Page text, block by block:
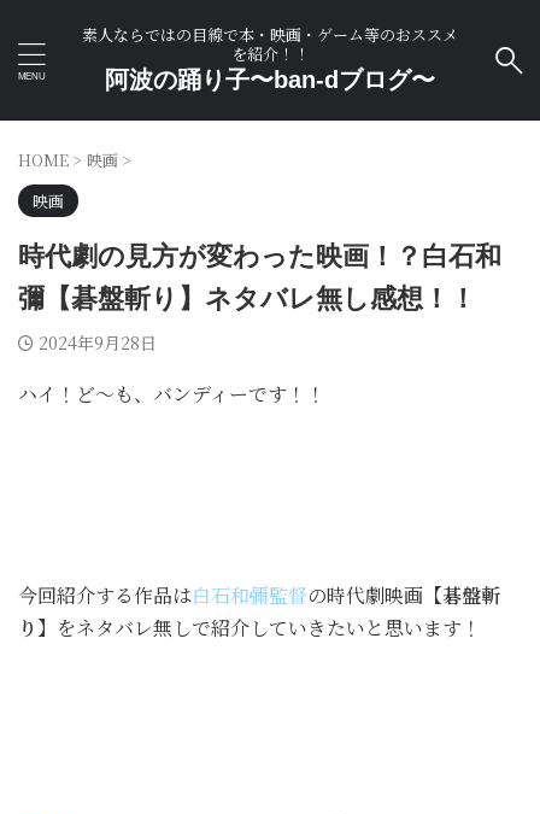
素人ならではの目線で本・映画・ゲーム等のおススメ
を紹介！！
阿波の踊り子〜ban-dブログ〜
HOME > 映画 >
映画
時代劇の見方が変わった映画！？白石和
彌【碁盤斬り】ネタバレ無し感想！！
2024年9月28日
ハイ！ど〜も、バンディーです！！
今回紹介する作品は白石和彌監督の時代劇映画 【碁盤斬
り】 をネタバレ無しで紹介していきたいと思います！